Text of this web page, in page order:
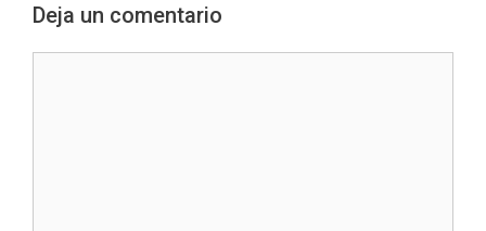
Deja un comentario